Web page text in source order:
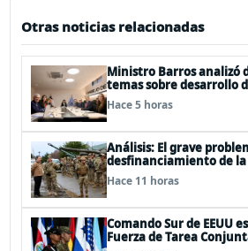
Otras noticias relacionadas
Ministro Barros analizó
temas sobre desarrollo
capacidades estratégicas
sesión del Consejo de
Hace 5 horas
Análisis: El grave
desfinanciamiento de la
Nacional
Hace 11 horas
Comando Sur de EEUU
Fuerza de Tarea